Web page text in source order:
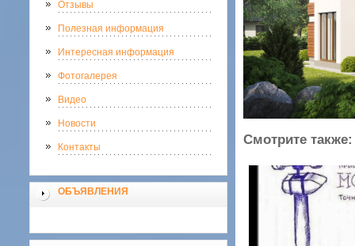
Отзывы
Полезная информация
Интересная информация
Фотогалерея
Видео
Новости
Контакты
ОБЪЯВЛЕНИЯ
Смотрите также: